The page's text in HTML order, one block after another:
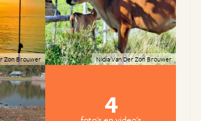
Zon Brouwer Nidia Van Der Zon Brouwer
4